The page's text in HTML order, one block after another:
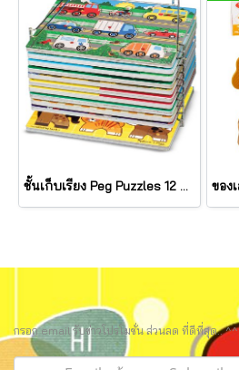
ชั้นเก็บเรียง Peg Puzzles 12 แผ่น Wire Puzzle-Storage Rack รุ่น 1018 ยี่ห้อ Melissa & Doug (นำเข้า USA)
กรอก email รับข่าวโปรโมชั่น ส่วนลด ที่ดีที่สุด.. ^^